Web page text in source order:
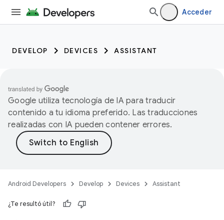
Acceder
DEVELOP DEVICES ASSISTANT
Google utiliza tecnología de IA para traducir
contenido a tu idioma preferido. Las traducciones
realizadas con IA pueden contener errores.
Android Developers Develop Devices Assistant
¿Te resultó útil?